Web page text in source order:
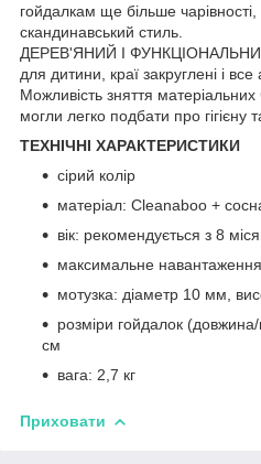
гойдалкам ще більше
скандинавський стиль.
ДЕРЕВ'ЯНИЙ І ФУНКЦІОНАЛЬНИЙ
для дитини, краї закруглені і все
Можливість зняття
могли легко подбати про
ТЕХНІЧНІ ХАРАКТЕРИСТИКИ
сірий колір
матеріал: Cleanaboo +
вік: рекомендується з 8
максимальне
мотузка: діаметр 10 мм,
розміри гойдалок
см
вага: 2,7 кг
Приховати